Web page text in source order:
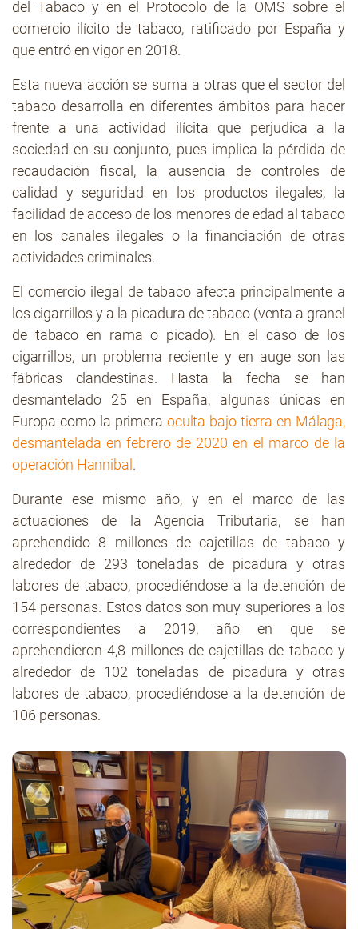
del Tabaco y en el Protocolo de la OMS sobre el
comercio ilícito de tabaco, ratificado por España y
que entró en vigor en 2018.
Esta nueva acción se suma a otras que el sector del
tabaco desarrolla en diferentes ámbitos para hacer
frente a una actividad ilícita que perjudica a la
sociedad en su conjunto, pues implica la pérdida de
recaudación fiscal, la ausencia de controles de
calidad y seguridad en los productos ilegales, la
facilidad de acceso de los menores de edad al tabaco
en los canales ilegales o la financiación de otras
actividades criminales.
El comercio ilegal de tabaco afecta principalmente a
los cigarrillos y a la picadura de tabaco (venta a granel
de tabaco en rama o picado). En el caso de los
cigarrillos, un problema reciente y en auge son las
fábricas clandestinas. Hasta la fecha se han
desmantelado 25 en España, algunas únicas en
Europa como la primera oculta bajo tierra en Málaga,
desmantelada en febrero de 2020 en el marco de la
operación Hannibal .
Durante ese mismo año, y en el marco de las
actuaciones de la Agencia Tributaria, se han
aprehendido 8 millones de cajetillas de tabaco y
alrededor de 293 toneladas de picadura y otras
labores de tabaco, procediéndose a la detención de
154 personas. Estos datos son muy superiores a los
correspondientes a 2019, año en que se
aprehendieron 4,8 millones de cajetillas de tabaco y
alrededor de 102 toneladas de picadura y otras
labores de tabaco, procediéndose a la detención de
106 personas.